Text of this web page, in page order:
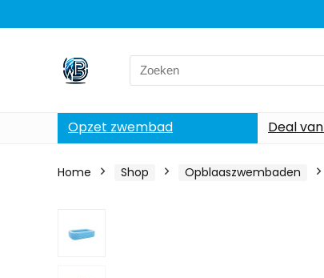
Search
for:
Opzet zwembad Deal
Home Shop Opblaaszwembaden